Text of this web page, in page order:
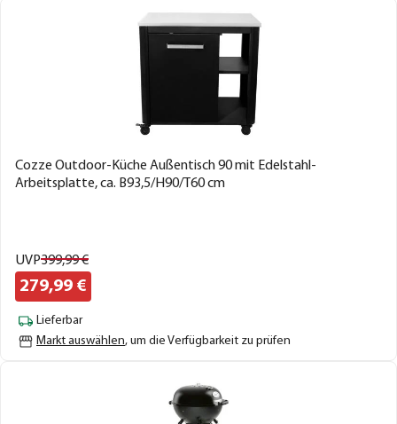
Cozze Outdoor-Küche Außentisch 90 mit Edelstahl-
Arbeitsplatte, ca. B93,5/H90/T60 cm
UVP399,99€
279,99 €
Lieferbar
Markt auswählen, um die Verfügbarkeit zu prüfen